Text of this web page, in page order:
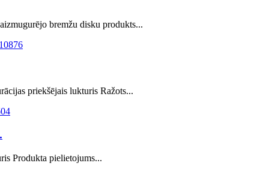
bremžu disku produkts...
priekšējais lukturis Ražots...
Produkta pielietojums...